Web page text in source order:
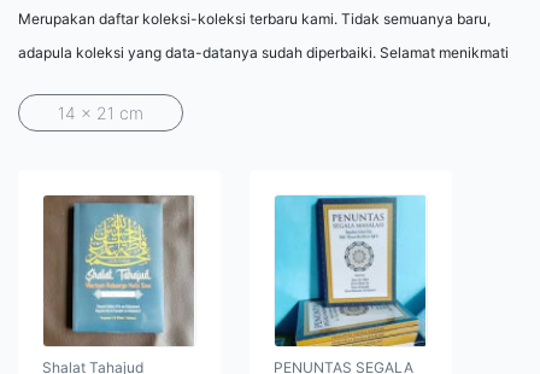
Merupakan daftar koleksi-koleksi terbaru kami. Tidak semuanya baru,
adapula koleksi yang data-datanya sudah diperbaiki. Selamat menikmati
14 x 21 cm
Shalat Tahajud PENUNTAS SEGALA